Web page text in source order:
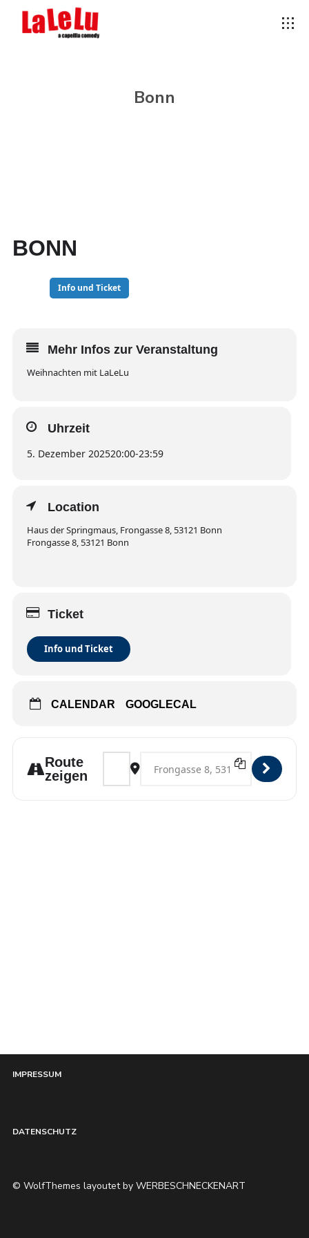
Bonn
BONN
Info und Ticket
Mehr Infos zur Veranstaltung
Weihnachten mit LaLeLu
Uhrzeit
5. Dezember 202520:00-23:59
Location
Haus der Springmaus, Frongasse 8, 53121 Bonn
Frongasse 8, 53121 Bonn
Ticket
Info und Ticket
CALENDAR GOOGLECAL
Route
zeigen
Address - Bonn [eQtPBD8Ea]
Destination Address - Bonn
IMPRESSUM
DATENSCHUTZ
© WolfThemes layoutet by WERBESCHNECKENART